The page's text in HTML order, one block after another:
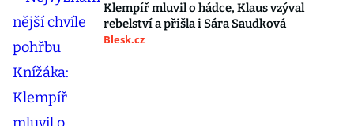
Klempíř mluvil o hádce, Klaus vzýval
rebelství a přišla i Sára Saudková
Blesk.cz